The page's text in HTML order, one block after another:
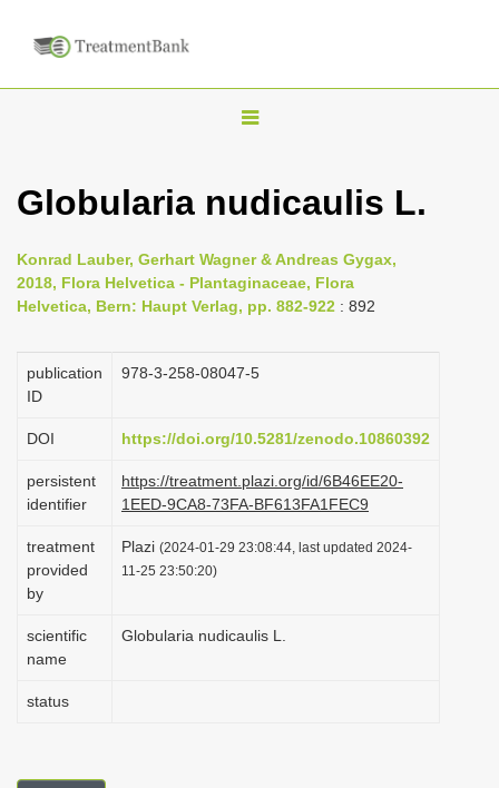
T
g
e
n
v
g
t
o
Globularia nudicaulis L.
Konrad Lauber, Gerhart Wagner & Andreas Gygax,
2018, Flora Helvetica - Plantaginaceae, Flora
Helvetica, Bern: Haupt Verlag, pp. 882-922 : 892
publication
ID
978-3-258-08047-5
DOI https://doi.org/10.5281/zenodo.10860392
persistent
identifier
https://treatment.plazi.org/id/6B46EE20-
1EED-9CA8-73FA-BF613FA1FEC9
treatment
provided
by
Plazi (2024-01-29 23:08:44, last updated 2024-
11-25 23:50:20)
scientific
name
Globularia nudicaulis L.
status